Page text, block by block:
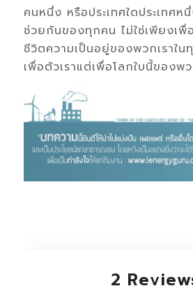
คนหนึ่ง หรือประเทศใดประเทศ
ช่วยกันของทุกคน ไม่ใช่เพียงเพื่
ชีวิตความเป็นอยู่ของพวกเราใน
เพื่อตัวเราแต่เพื่อโลกใบนี้ของพ
2